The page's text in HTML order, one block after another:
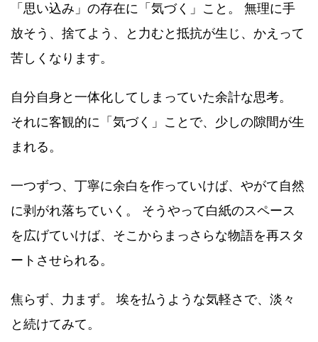
「思い込み」の存在に「気づく」こと。 無理に手
放そう、捨てよう、と力むと抵抗が生じ、かえって
苦しくなります。
自分自身と一体化してしまっていた余計な思考。
それに客観的に「気づく」ことで、少しの隙間が生
まれる。
一つずつ、丁寧に余白を作っていけば、やがて自然
に剥がれ落ちていく。 そうやって白紙のスペース
を広げていけば、そこからまっさらな物語を再スタ
ートさせられる。
焦らず、力まず。 埃を払うような気軽さで、淡々
と続けてみて。